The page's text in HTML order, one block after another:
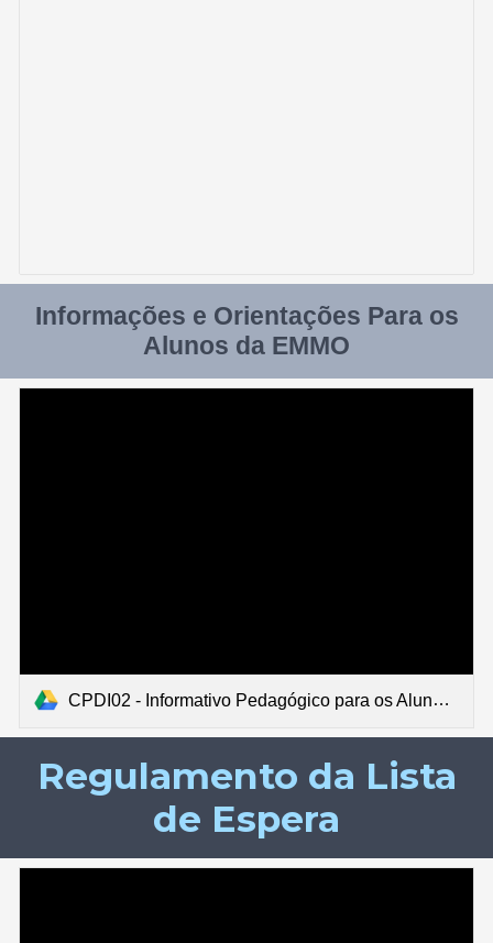
Informações e Orientações Para os
Alunos da EMMO
CPDI02 - Informativo Pedagógico para os Alunos da Escola Municipal de Música de Ourinhos.docx
Regulamento da Lista
de Espera